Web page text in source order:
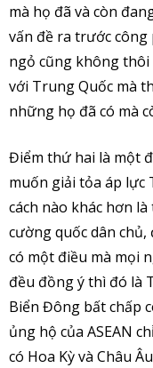
mà họ đã và còn
vấn đề ra trước
ngỏ cũng không thôi
với Trung Quốc mà
những họ đã có mà
Điểm thứ hai là một
muốn giải tỏa áp lực
cách nào khác hơn
cường quốc dân chủ,
có một điều mà mọi
đều đồng ý thì đó là
Biển Đông bất chấp
ủng hộ của ASEAN
có Hoa Kỳ và Châu